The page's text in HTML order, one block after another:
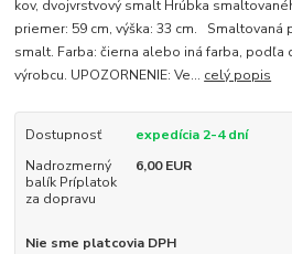
kov, dvojvrstvový smalt Hrúbka
priemer: 59 cm, výška: 33 cm. Smaltovaná
smalt. Farba: čierna alebo iná farba, podľa
výrobcu. UPOZORNENIE: Ve... celý popis
Dostupnosť
expedícia 2-4 dní
Nadrozmerný
balík Príplatok
za dopravu
6,00 EUR
Nie sme platcovia DPH